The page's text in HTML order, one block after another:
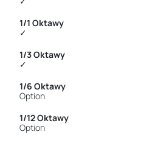
1/1 Oktawy
✓
1/3 Oktawy
✓
1/6 Oktawy
Option
1/12 Oktawy
Option